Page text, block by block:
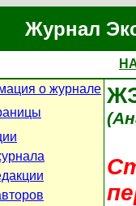
Журнал
о журнале